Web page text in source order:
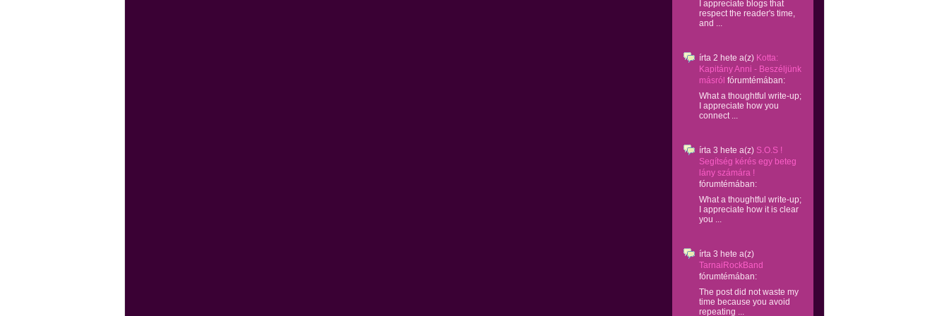
I appreciate blogs that
respect the reader's time,
and ...
írta 2 hete a(z) Kotta:
Kapitány Anni - Beszéljünk
másról fórumtémában:
What a thoughtful write-up;
I appreciate how you
connect ...
írta 3 hete a(z) S.O.S !
Segítség kérés egy beteg
lány számára !
fórumtémában:
What a thoughtful write-up;
I appreciate how it is clear
you ...
írta 3 hete a(z)
TarnaiRockBand
fórumtémában:
The post did not waste my
time because you avoid
repeating ...